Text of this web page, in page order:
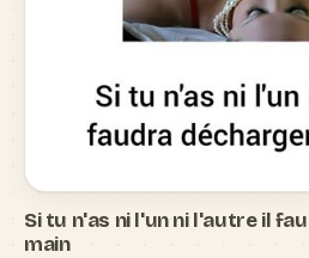
Si tu n'as ni l'un ni l'autre il
main